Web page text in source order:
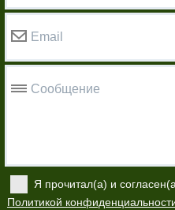
Email
Сообщение
Я прочитал(а) и
Политикой